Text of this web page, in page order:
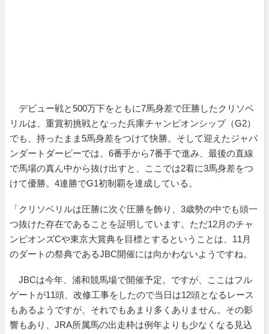
デビュー戦と500万下をともに7馬身差で圧勝したクリソベ
リルは、重賞初挑戦となった兵庫チャンピオンシップ（G2）
でも、持ったまま5馬身差をつけて快勝。そして迎えたジャパ
ンダートダービーでは、6番手から7番手で進み、最後の直線
で馬場の真ん中から抜け出すと、ここでは2着に3馬身差をつ
けて優勝。4連勝でG1初制覇を達成している。
「クリソベリルは圧勝に次ぐ圧勝を飾り、3歳勢の中でも頭一
つ抜けた存在であることを証明しています。ただ12月のチャ
ンピオンズCや東京大賞典を目標とするということは、11月
のダートの祭典であるJBC開催には向かわないようですね。
JBCは今年、浦和競馬場で開催予定。ですが、ここはフル
ゲートが11頭、改修工事をしたので当日は12頭となるレース
もあるようですが、それでもあまり多くありません。その影
響もあり、JRA所属馬の出走枠は例年よりも少なくなる見込